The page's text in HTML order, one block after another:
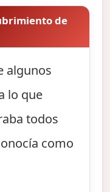
de
algunos
lo que
todos
como